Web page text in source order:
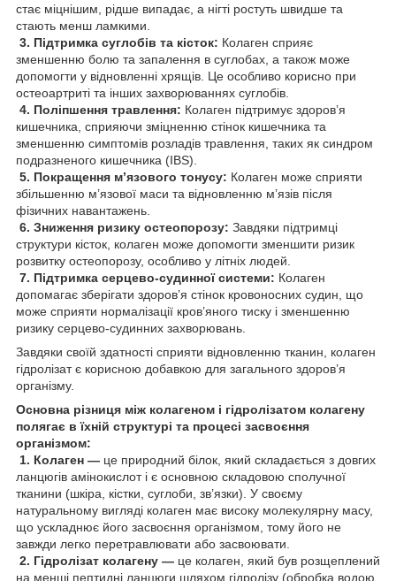
стає міцнішим, рідше випадає, а нігті ростуть швидше та
стають менш ламкими.
3. Підтримка суглобів та кісток: Колаген сприяє
зменшенню болю та запалення в суглобах, а також може
допомогти у відновленні хрящів. Це особливо корисно при
остеоартриті та інших захворюваннях суглобів.
4. Поліпшення травлення: Колаген підтримує здоров’я
кишечника, сприяючи зміцненню стінок кишечника та
зменшенню симптомів розладів травлення, таких як синдром
подразненого кишечника (IBS).
5. Покращення м’язового тонусу: Колаген може сприяти
збільшенню м’язової маси та відновленню м’язів після
фізичних навантажень.
6. Зниження ризику остеопорозу: Завдяки підтримці
структури кісток, колаген може допомогти зменшити ризик
розвитку остеопорозу, особливо у літніх людей.
7. Підтримка серцево-судинної системи: Колаген
допомагає зберігати здоров’я стінок кровоносних судин, що
може сприяти нормалізації кров’яного тиску і зменшенню
ризику серцево-судинних захворювань.
Завдяки своїй здатності сприяти відновленню тканин, колаген
гідролізат є корисною добавкою для загального здоров’я
організму.
Основна різниця між колагеном і гідролізатом колагену
полягає в їхній структурі та процесі засвоєння
організмом:
1. Колаген — це природний білок, який складається з довгих
ланцюгів амінокислот і є основною складовою сполучної
тканини (шкіра, кістки, суглоби, зв’язки). У своєму
натуральному вигляді колаген має високу молекулярну масу,
що ускладнює його засвоєння організмом, тому його не
завжди легко перетравлювати або засвоювати.
2. Гідролізат колагену — це колаген, який був розщеплений
на менші пептидні ланцюги шляхом гідролізу (обробка водою